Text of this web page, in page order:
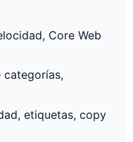
Core Web
categorías,
etiquetas, copy